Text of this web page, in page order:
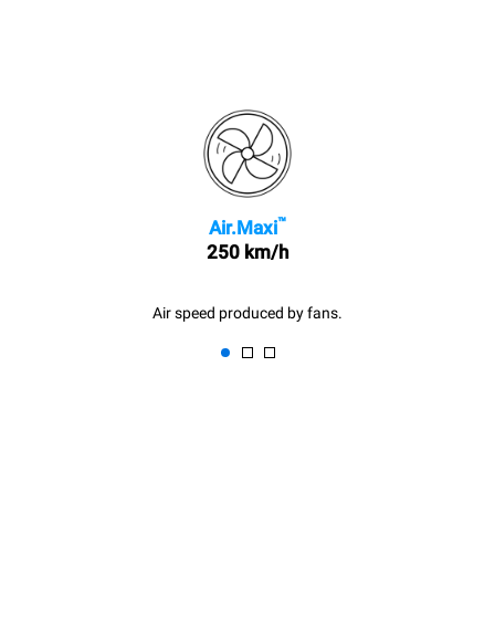
Air.Maxi™
250 km/h
Air speed produced by fans.